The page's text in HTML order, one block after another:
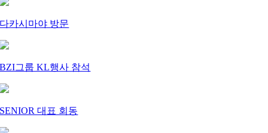
다카시마야 방문
BZI그룹 KL행사 참석
SENIOR 대표 회동